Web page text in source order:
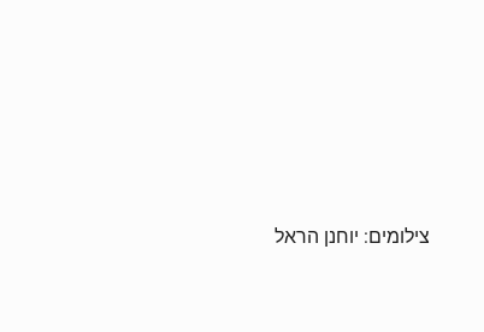
צילומים: יוחנן הראל